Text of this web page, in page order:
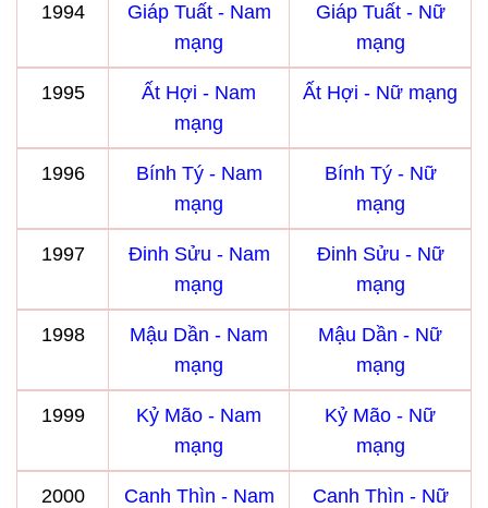
1994
Giáp Tuất - Nam
mạng
Giáp Tuất - Nữ
mạng
1995
Ất Hợi - Nam
mạng
Ất Hợi - Nữ mạng
1996
Bính Tý - Nam
mạng
Bính Tý - Nữ
mạng
1997
Đinh Sửu - Nam
mạng
Đinh Sửu - Nữ
mạng
1998
Mậu Dần - Nam
mạng
Mậu Dần - Nữ
mạng
1999
Kỷ Mão - Nam
mạng
Kỷ Mão - Nữ
mạng
2000
Canh Thìn - Nam
Canh Thìn - Nữ